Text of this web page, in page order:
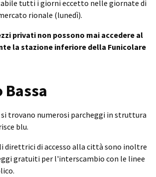
tutti i giorni eccetto nelle giornate di
rionale (lunedì).
privati non possono mai accedere al
la stazione inferiore della Funicolare
Bassa
si trovano numerosi parcheggi in struttura
blu.
direttrici di accesso alla città sono inoltre
gratuiti per l'interscambio con le linee